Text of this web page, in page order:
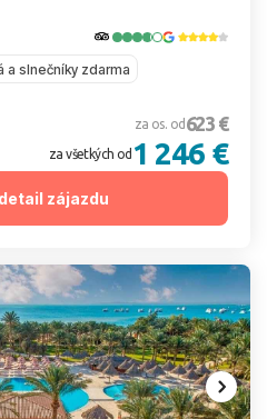
a slnečníky zdarma
za os. od 623 €
za všetkých od 1 246 €
zájazdu